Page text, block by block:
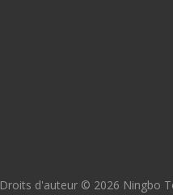
Droits d'auteur © 2026 Ningbo